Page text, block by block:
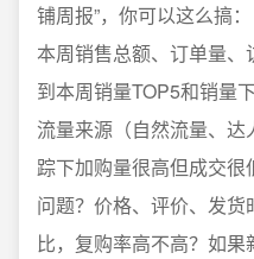
铺周报”，你可以这么搞
本周销售总额、订单量
到本周销量TOP5和销量
流量来源（自然流量、达
踪下加购量很高但成交
问题？价格、评价、发
比，复购率高不高？如